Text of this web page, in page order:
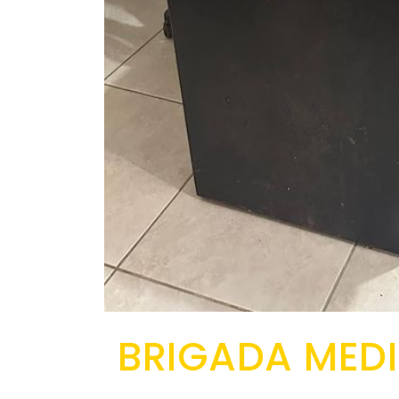
BRIGADA